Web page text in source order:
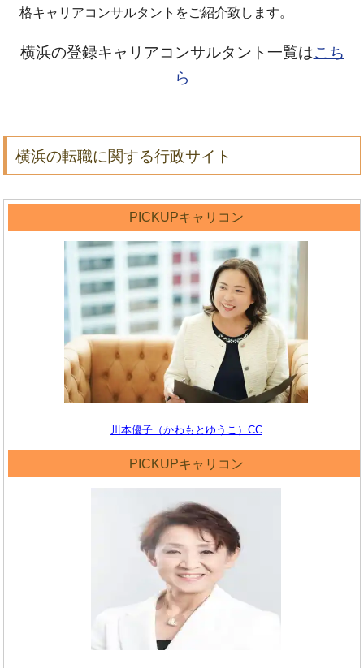
格キャリアコンサルタントをご紹介致します。
横浜の登録キャリアコンサルタント一覧はこち
ら
横浜の転職に関する行政サイト
PICKUPキャリコン
川本優子（かわもとゆうこ）CC
PICKUPキャリコン